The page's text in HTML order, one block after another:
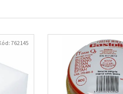
762145